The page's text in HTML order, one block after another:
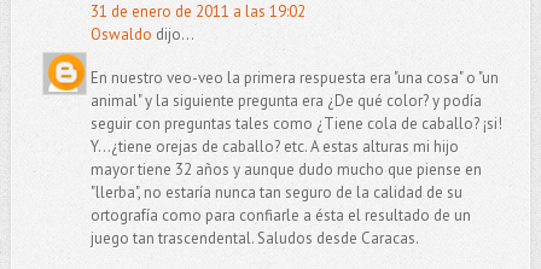
31 de enero de 2011 a las 19:02
Oswaldo dijo...
En nuestro veo-veo la primera respuesta era "una cosa" o "un
animal" y la siguiente pregunta era ¿De qué color? y podía
seguir con preguntas tales como ¿Tiene cola de caballo? ¡si!
Y...¿tiene orejas de caballo? etc. A estas alturas mi hijo
mayor tiene 32 años y aunque dudo mucho que piense en
"llerba", no estaría nunca tan seguro de la calidad de su
ortografía como para confiarle a ésta el resultado de un
juego tan trascendental. Saludos desde Caracas.